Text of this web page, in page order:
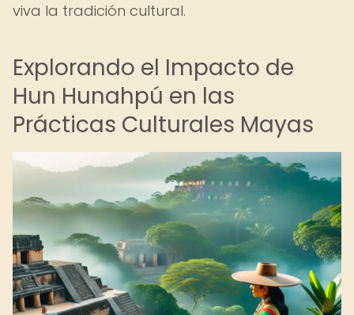
viva la tradición cultural.
Explorando el Impacto de
Hun Hunahpú en las
Prácticas Culturales Mayas